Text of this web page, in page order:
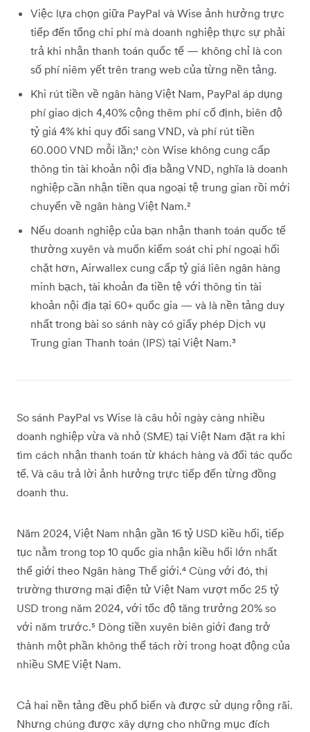
Việc lựa chọn giữa PayPal và Wise ảnh hưởng trực
tiếp đến tổng chi phí mà doanh nghiệp thực sự phải
trả khi nhận thanh toán quốc tế — không chỉ là con
số phí niêm yết trên trang web của từng nền tảng.
Khi rút tiền về ngân hàng Việt Nam, PayPal áp dụng
phí giao dịch 4,40% cộng thêm phí cố định, biên độ
tỷ giá 4% khi quy đổi sang VND, và phí rút tiền
60.000 VND mỗi lần;¹ còn Wise không cung cấp
thông tin tài khoản nội địa bằng VND, nghĩa là doanh
nghiệp cần nhận tiền qua ngoại tệ trung gian rồi mới
chuyển về ngân hàng Việt Nam.²
Nếu doanh nghiệp của bạn nhận thanh toán quốc tế
thường xuyên và muốn kiểm soát chi phí ngoại hối
chặt hơn, Airwallex cung cấp tỷ giá liên ngân hàng
minh bạch, tài khoản đa tiền tệ với thông tin tài
khoản nội địa tại 60+ quốc gia — và là nền tảng duy
nhất trong bài so sánh này có giấy phép Dịch vụ
Trung gian Thanh toán (IPS) tại Việt Nam.³
So sánh PayPal vs Wise là câu hỏi ngày càng nhiều
doanh nghiệp vừa và nhỏ (SME) tại Việt Nam đặt ra khi
tìm cách nhận thanh toán từ khách hàng và đối tác quốc
tế. Và câu trả lời ảnh hưởng trực tiếp đến từng đồng
doanh thu.
Năm 2024, Việt Nam nhận gần 16 tỷ USD kiều hối, tiếp
tục nằm trong top 10 quốc gia nhận kiều hối lớn nhất
thế giới theo Ngân hàng Thế giới.⁴ Cùng với đó, thị
trường thương mại điện tử Việt Nam vượt mốc 25 tỷ
USD trong năm 2024, với tốc độ tăng trưởng 20% so
với năm trước.⁵ Dòng tiền xuyên biên giới đang trở
thành một phần không thể tách rời trong hoạt động của
nhiều SME Việt Nam.
Cả hai nền tảng đều phổ biến và được sử dụng rộng rãi.
Nhưng chúng được xây dựng cho những mục đích